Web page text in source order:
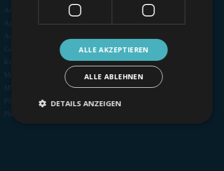
Ambulante Pflegedienste
Apotheken
Arztpraxen
Gesundheits-Apps und -Software
Krankenhäuser und Kliniken
Medizin- und Pflegetechnik
MVZ
Pflege- und Seniorenheime
Pharmabranche
ALLE AKZEPTIEREN
ALLE ABLEHNEN
DETAILS ANZEIGEN